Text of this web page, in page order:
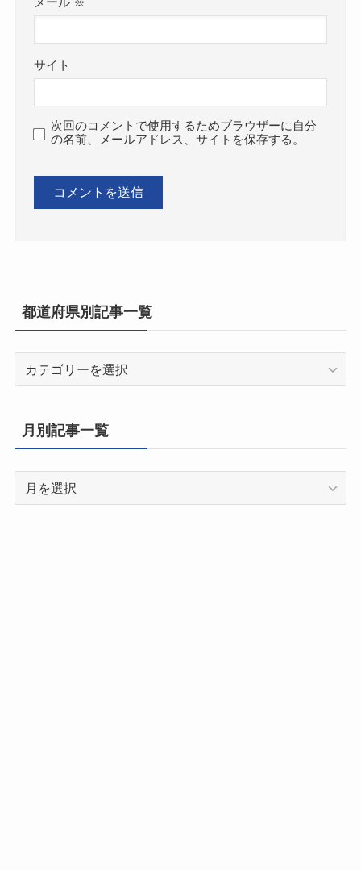
メール ※
サイト
次回のコメントで使用するためブラウザーに自分
の名前、メールアドレス、サイトを保存する。
都道府県別記事一覧
県
別
一
月別記事一覧